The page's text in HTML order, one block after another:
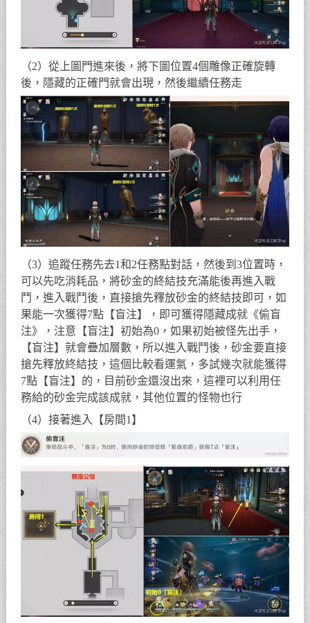
（2）從上圖門進來後，將下圖位置4個雕像正確旋轉
後，隱藏的正確門就會出現，然後繼續任務走
（3）追蹤任務先去1和2任務點對話，然後到3位置時，
可以先吃消耗品，將砂金的終結技充滿能後再進入戰
鬥，進入戰鬥後，直接搶先釋放砂金的終結技即可，如
果能一次獲得7點【盲注】，即可獲得隱藏成就《偷盲
注》，注意【盲注】初始為0，如果初始被怪先出手，
【盲注】就會疊加層數，所以進入戰鬥後，砂金要直接
搶先釋放終結技，這個比較看運氣，多試幾次就能獲得
7點【盲注】的，目前砂金還沒出來，這裡可以利用任
務給的砂金完成該成就，其他位置的怪物也行
（4）接著進入【房間1】